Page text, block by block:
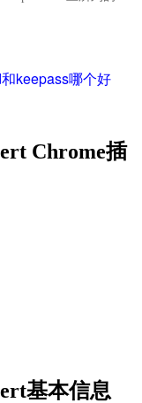
keepass哪个好
Chrome插
基本信息